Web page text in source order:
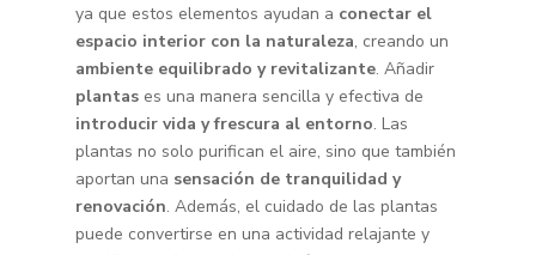
ya que estos elementos ayudan a conectar el
espacio interior con la naturaleza, creando un
ambiente equilibrado y revitalizante. Añadir
plantases una manera sencilla y efectiva de
introducir vida y frescura al entorno. Las
plantas no solo purifican el aire, sino que también
aportan una sensación de tranquilidad y
renovación. Además, el cuidado de las plantas
puede convertirse en una actividad relajante y